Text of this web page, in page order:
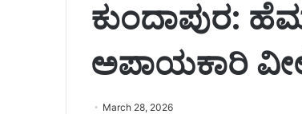
ಕುಂದಾಪುರ:
ಅಪಾಯಕಾರಿ
March 28, 2026